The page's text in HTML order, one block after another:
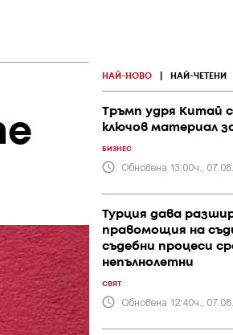
НАЙ-НОВО НАЙ-ЧЕТЕНИ
Тръмп удря Китай с
ключов материал
БИЗНЕС
Обновена 13:00ч.,
Турция дава
правомощия на
съдебни процеси
непълнолетни
СВЯТ
Обновена 12:40ч.,